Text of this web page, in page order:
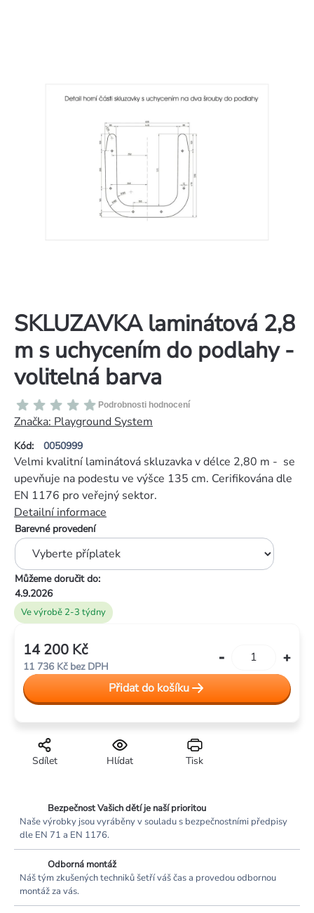
SKLUZAVKA laminátová 2,8
m s uchycením do podlahy -
volitelná barva
Kód: 0050999
Průměrné
hodnocení
produktu
je
z
5
hvězdiček.
Podrobnosti hodnocení
Značka: Playground System
Ve výrobě 2-3 týdny
Barevné provedení
Můžeme doručit do:
4.9.2026
Velmi kvalitní laminátová skluzavka v délce 2,80 m - se
upevňuje na podestu ve výšce 135 cm. Cerifikována dle
EN 1176 pro veřejný sektor.
Detailní informace
Tisk
Hlídat
Sdílet
14 200 Kč
11 736 Kčbez DPH
Měrná
cena:
Přidat do košíku
Bezpečnost Vašich dětí je naší prioritou
Naše výrobky jsou vyráběny v souladu s bezpečnostními předpisy
dle EN 71 a EN 1176.
Odborná montáž
Náš tým zkušených techniků šetří váš čas a provedou odbornou
montáž za vás.